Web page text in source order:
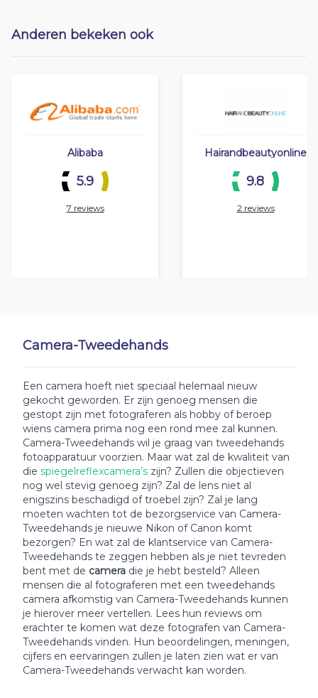
Camera-Tweedehands
Een camera hoeft niet speciaal helemaal nieuw
gekocht geworden. Er zijn genoeg mensen die
gestopt zijn met fotograferen als hobby of beroep
wiens camera prima nog een rond mee zal kunnen.
Camera-Tweedehands wil je graag van tweedehands
fotoapparatuur voorzien. Maar wat zal de kwaliteit van
die spiegelreflexcamera’s zijn? Zullen die objectieven
nog wel stevig genoeg zijn? Zal de lens niet al
enigszins beschadigd of troebel zijn? Zal je lang
moeten wachten tot de bezorgservice van Camera-
Tweedehands je nieuwe Nikon of Canon komt
bezorgen? En wat zal de klantservice van Camera-
Tweedehands te zeggen hebben als je niet tevreden
bent met de camera die je hebt besteld? Alleen
mensen die al fotograferen met een tweedehands
camera afkomstig van Camera-Tweedehands kunnen
je hierover meer vertellen. Lees hun reviews om
erachter te komen wat deze fotografen van Camera-
Tweedehands vinden. Hun beoordelingen, meningen,
cijfers en eervaringen zullen je laten zien wat er van
Camera-Tweedehands verwacht kan worden.
Anderen bekeken ook
Alibaba
5.9
7 reviews
Hairandbeautyonline
9.8
2 reviews